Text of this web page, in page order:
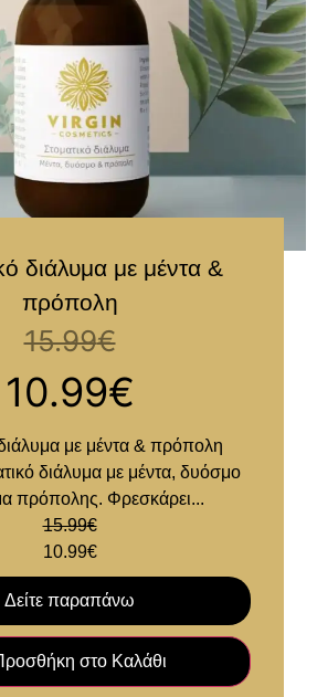
διάλυμα με μέντα &
πρόπολη
15.99€
10.99€
με μέντα & πρόπολη
διάλυμα με μέντα, δυόσμο
πρόπολης. Φρεσκάρει...
15.99€
10.99€
Δείτε παραπάνω
στο Καλάθι